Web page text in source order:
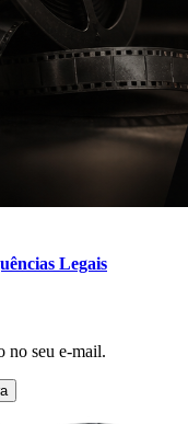
Legais
no seu e-mail.